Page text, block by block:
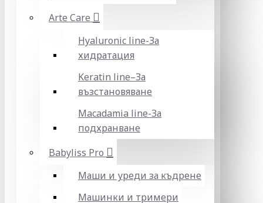
Arte Care
Hyaluronic line-За
хидратация
Keratin line–За
възстановяване
Macadamia line-За
подхранване
Babyliss Pro
Маши и уреди за къдрене
Машинки и тримери